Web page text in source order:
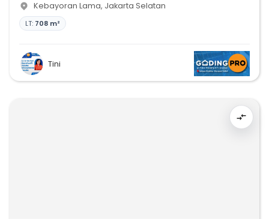
Kebayoran Lama, Jakarta Selatan
LT: 708 m²
Tini